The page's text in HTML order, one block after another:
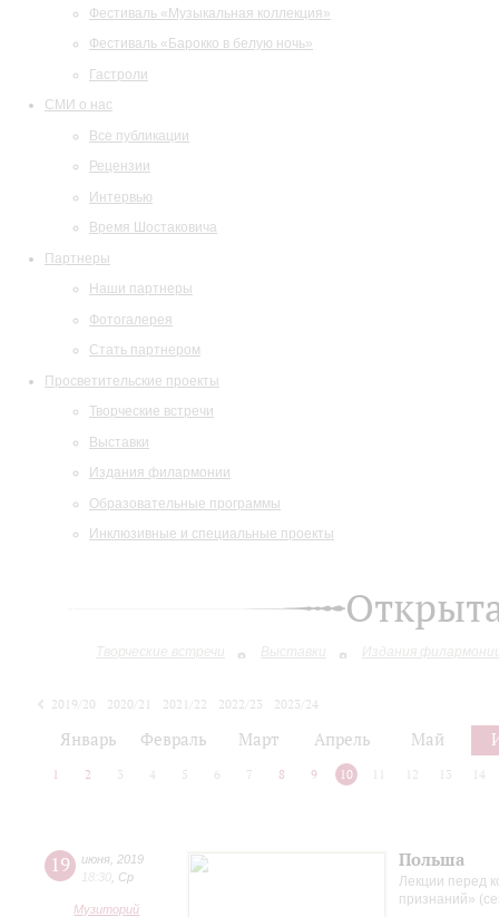
Фестиваль «Музыкальная коллекция»
Фестиваль «Барокко в белую ночь»
Гастроли
СМИ о нас
Все публикации
Рецензии
Интервью
Время Шостаковича
Партнеры
Наши партнеры
Фотогалерея
Стать партнером
Просветительские проекты
Творческие встречи
Выставки
Издания филармонии
Образовательные программы
Инклюзивные и специальные проекты
Творческие встречи Выставки Издания
2019/20 2020/21 2021/22 2022/23
2023/24
Январь Февраль Март Апрель Май
1 2 3 4 5 6 7 8 9 10 12 13 14
19 июня 2019
18:30 Ср
Музиторий
Польша
Лекции перед
признаний»